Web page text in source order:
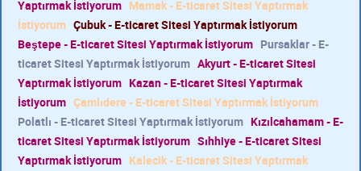
Yaptırmak İstiyorum Mamak - E-ticaret Sitesi Yaptırmak
İstiyorum Çubuk - E-ticaret Sitesi Yaptırmak İstiyorum
Beştepe - E-ticaret Sitesi Yaptırmak İstiyorum Pursaklar - E-
ticaret Sitesi Yaptırmak İstiyorum Akyurt - E-ticaret Sitesi
Yaptırmak İstiyorum Kazan - E-ticaret Sitesi Yaptırmak
İstiyorum Çamlıdere - E-ticaret Sitesi Yaptırmak İstiyorum
Polatlı - E-ticaret Sitesi Yaptırmak İstiyorum Kızılcahamam - E-
ticaret Sitesi Yaptırmak İstiyorum Sıhhiye - E-ticaret Sitesi
Yaptırmak İstiyorum Kalecik - E-ticaret Sitesi Yaptırmak